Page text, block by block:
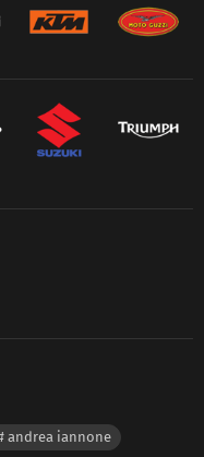
andrea iannone